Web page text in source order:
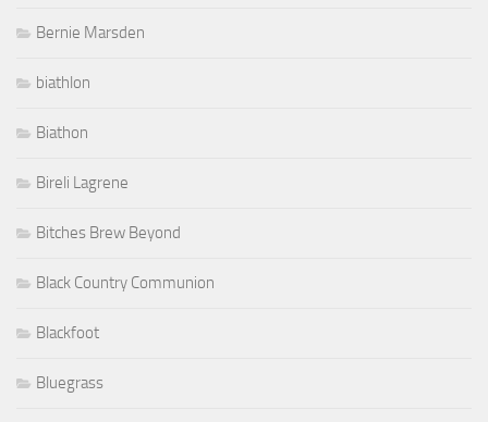
Bernie Marsden
biathlon
Biathon
Bireli Lagrene
Bitches Brew Beyond
Black Country Communion
Blackfoot
Bluegrass